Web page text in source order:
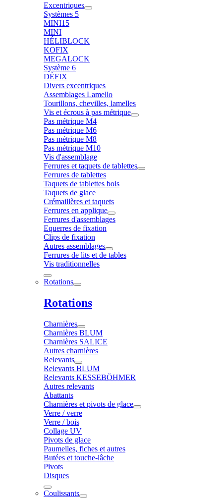
Excentriques
Systèmes 5
MINI15
MINI
HÉLIBLOCK
KOFIX
MEGALOCK
Système 6
DÉFIX
Divers excentriques
Assemblages Lamello
Tourillons, chevilles, lamelles
Vis et écrous à pas métrique
Pas métrique M4
Pas métrique M6
Pas métrique M8
Pas métrique M10
Vis d'assemblage
Ferrures et taquets de tablettes
Ferrures de tablettes
Taquets de tablettes bois
Taquets de glace
Crémaillères et taquets
Ferrures en applique
Ferrures d'assemblages
Equerres de fixation
Clips de fixation
Autres assemblages
Ferrures de lits et de tables
Vis traditionnelles
Rotations
Rotations
Charnières
Charnières BLUM
Charnières SALICE
Autres charnières
Relevants
Relevants BLUM
Relevants KESSEBÖHMER
Autres relevants
Abattants
Charnières et pivots de glace
Verre / verre
Verre / bois
Collage UV
Pivots de glace
Paumelles, fiches et autres
Butées et touche-lâche
Pivots
Disques
Coulissants